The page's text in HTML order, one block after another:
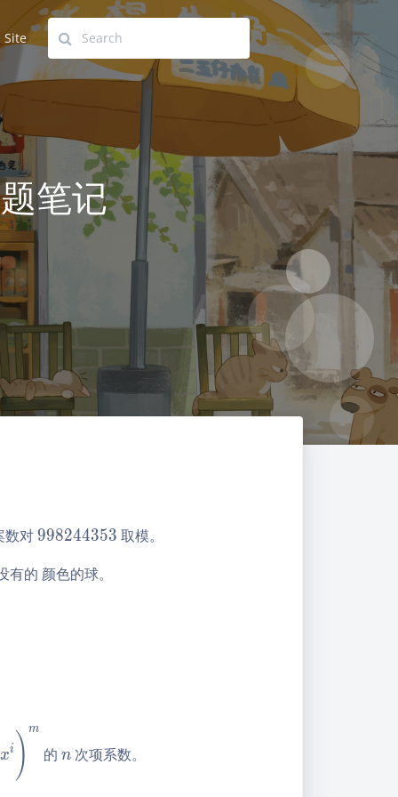
Site
笔记
数对9
8
998244353 取模。
的 颜色的球。
xi )
m
的n 次项系数。